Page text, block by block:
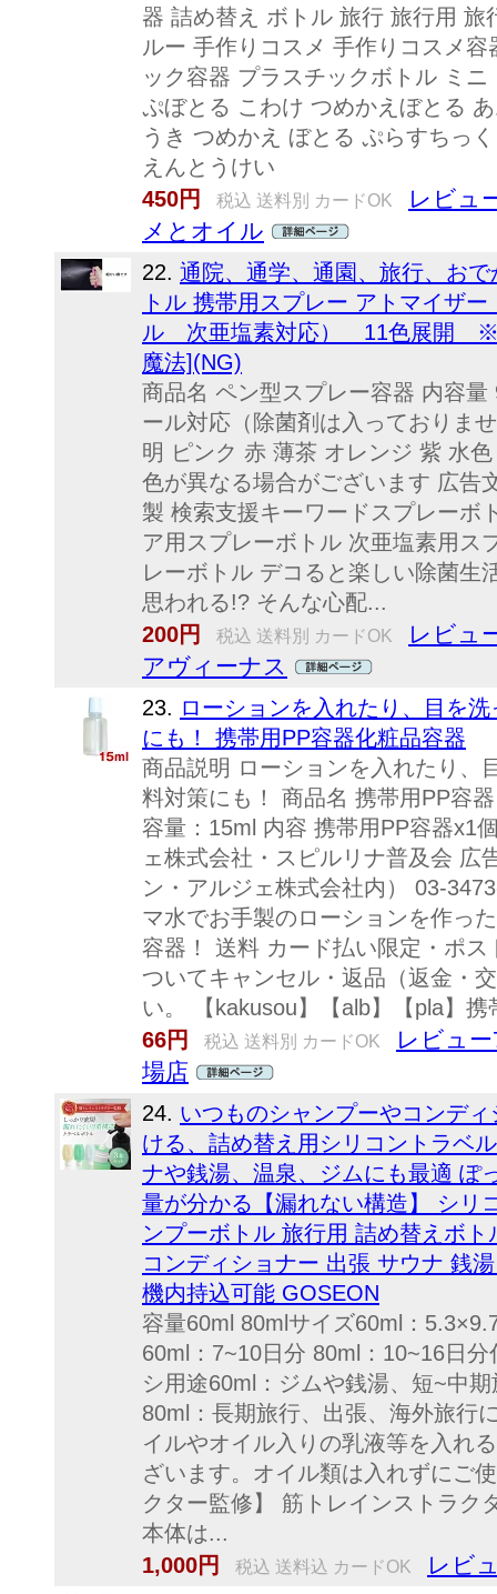
器 詰め替え ボトル 旅行 旅行用
ルー 手作りコスメ 手作りコスメ
ック容器 プラスチックボトル ミ
ぷぼとる こわけ つめかえぼとる
うき つめかえ ぼとる ぷらすちっ
えんとうけい
450円
税込 送料別 カードOK
レビュ
メとオイル
22. 通院、通学、通園、旅行、お
トル 携帯用スプレー アトマイ
ル 次亜塩素対応） 11色展開
魔法](NG)
商品名 ペン型スプレー容器 内容
ール対応（除菌剤は入っておりま
明 ピンク 赤 薄茶 オレンジ 紫 水
色が異なる場合がございます 広告
製 検索支援キーワードスプレーボ
ア用スプレーボトル 次亜塩素用
レーボトル デコると楽しい除菌生
思われる!? そんな心配...
200円
税込 送料別 カードOK
レビュ
アヴィーナス
23. ローションを入れたり、目を
にも！ 携帯用PP容器化粧品容器
商品説明 ローションを入れたり、
料対策にも！ 商品名 携帯用PP容
容量：15ml 内容 携帯用PP容器x1
ェ株式会社・スピルリナ普及会 広
ン・アルジェ株式会社内） 03-
マ水でお手製のローションを作っ
容器！ 送料 カード払い限定・ポ
ついてキャンセル・返品（返金・
い。 【kakusou】【alb】【pla】
66円
税込 送料別 カードOK
レビュ
場店
24. いつものシャンプーやコンデ
ける、詰め替え用シリコントラベ
ナや銭湯、温泉、ジムにも最適 ぽ
量が分かる【漏れない構造】 シリ
ンプーボトル 旅行用 詰め替えボ
コンディショナー 出張 サウナ 銭
機内持込可能 GOSEON
容量60ml 80mlサイズ60ml：
60ml：7~10日分 80ml：10~16日
シ用途60ml：ジムや銭湯、短~中
80ml：長期旅行、出張、海外旅行
イルやオイル入りの乳液等を入れ
ざいます。オイル類は入れずにご
クター監修】 筋トレインストラク
本体は...
1,000円
税込 送料込 カードOK レビ